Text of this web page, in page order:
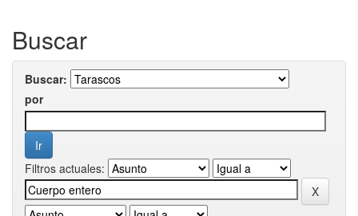
Buscar
Buscar:
por
Filtros actuales: